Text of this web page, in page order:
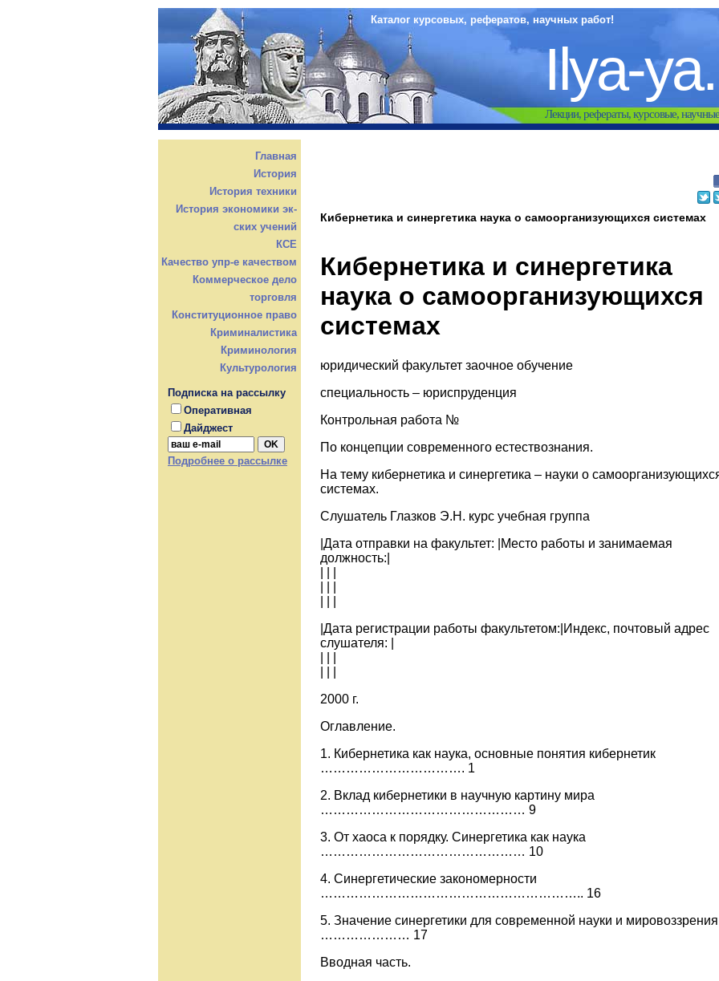
Каталог курсовых, рефератов, научных работ!
Ilya-
Лекции, рефераты, курсовые,
Главная
История
История техники
История экономики эк-
ских учений
КСЕ
Качество упр-е качеством
Коммерческое дело
торговля
Конституционное право
Криминалистика
Криминология
Культурология
Подписка на рассылку
Оперативная
Дайджест
Подробнее о рассылке
Кибернетика и синергетика наука о самоорганизующихся системах
Кибернетика и синергетика
наука о самоорганизующихся
системах
юридический факультет заочное обучение
специальность – юриспруденция
Контрольная работа №
По концепции современного естествознания.
На тему кибернетика и синергетика – науки о
системах.
Слушатель Глазков Э.Н. курс учебная группа
|Дата отправки на факультет: |Место работы и занимаемая
должность:|
|Дата регистрации работы факультетом:|Индекс, почтовый адрес
слушателя: |
2000 г.
Оглавление.
1. Кибернетика как наука, основные понятия кибернетик
……………………………. 1
2. Вклад кибернетики в научную картину мира
………………………………………… 9
3. От хаоса к порядку. Синергетика как наука
………………………………………… 10
4. Синергетические закономерности
…………………………………………………….. 16
5. Значение синергетики для современной науки и мировоззрения
………………… 17
Вводная часть.